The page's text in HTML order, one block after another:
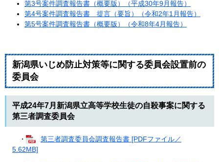
第3号案件調査報告書（概要版）（平成30年9月報告）
第4号案件調査報告書 提言（要旨）（令和2年1月報告）
第5号案件調査報告書（概要版）（令和8年4月報告）
新潟県いじめ防止対策等に関する委員会設置前の
委員会
平成24年7月新潟県立高等学校生徒の自殺事案に関する
第三者調査委員会
・
第三者調査委員会調査報告書 [PDFファイル／
5.62MB]